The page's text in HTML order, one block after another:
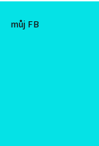
můj FB